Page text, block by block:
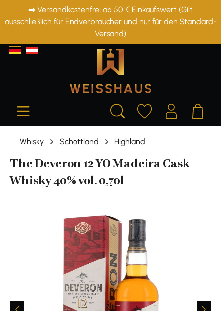
springen
➡️ Versandkostenfrei ab 50 € Einkaufswert (Gilt
ausschließlich für Endverbraucher und nur für den Standard-
Versand)
Whisky Schottland Highland
The Deveron 12 YO Madeira Cask
Whisky 40% vol. 0,70l